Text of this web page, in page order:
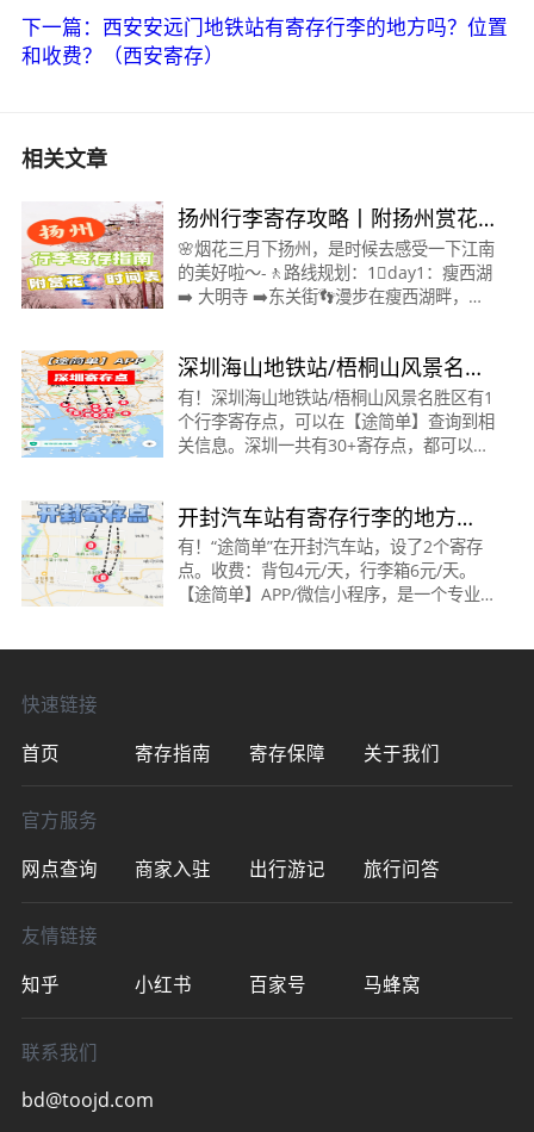
下一篇：西安安远门地铁站有寄存行李的地方吗？位置
和收费？（西安寄存）
相关文章
扬州行李寄存攻略丨附扬州赏花
时间表，码住～
🌸烟花三月下扬州，是时候去感受一下江南
的美好啦～-🚶路线规划：1⃣️day1：瘦西湖
➡️ 大明寺 ➡️东关街👣漫步在瘦西湖畔，欣
个
深圳海山地铁站/梧桐山风景名胜
区有寄存行李的地方吗？怎么收
费
有！深圳海山地铁站/梧桐山风景名胜区有1
个行李寄存点，可以在【途简单】查询到相
关信息。深圳一共有30+寄存点，都可以在
业时间:10:00-23:59地
开封汽车站有寄存行李的地方
吗？怎么收费？（开封寄存）
有！“途简单”在开封汽车站，设了2个寄存
点。收费：背包4元/天，行李箱6元/天。
【途简单】APP/微信小程序，是一个专业行
快速链接
首页
寄存指南 寄存保障 关于我们
官方服务
网点查询
商家入驻 出行游记 旅行问答
友情链接
知乎
小红书 百家号 马蜂窝
联系我们
bd@toojd.com